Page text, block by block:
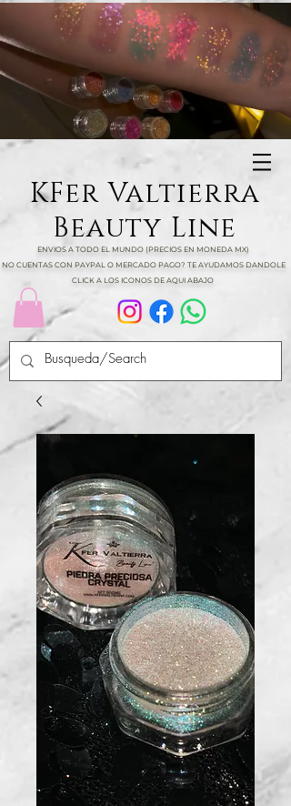
KFer Valtierra
Beauty Line
ENVIOS A TODO EL MUNDO (PRECIOS EN MONEDA MX)
NO CUENTAS CON PAYPAL O MERCADO PAGO? TE AYUDAMOS DANDOLE
CLICK A LOS ICONOS DE AQUI ABAJO